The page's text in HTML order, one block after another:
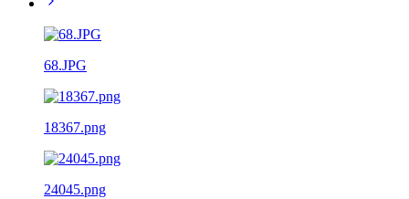
68.JPG
18367.png
24045.png